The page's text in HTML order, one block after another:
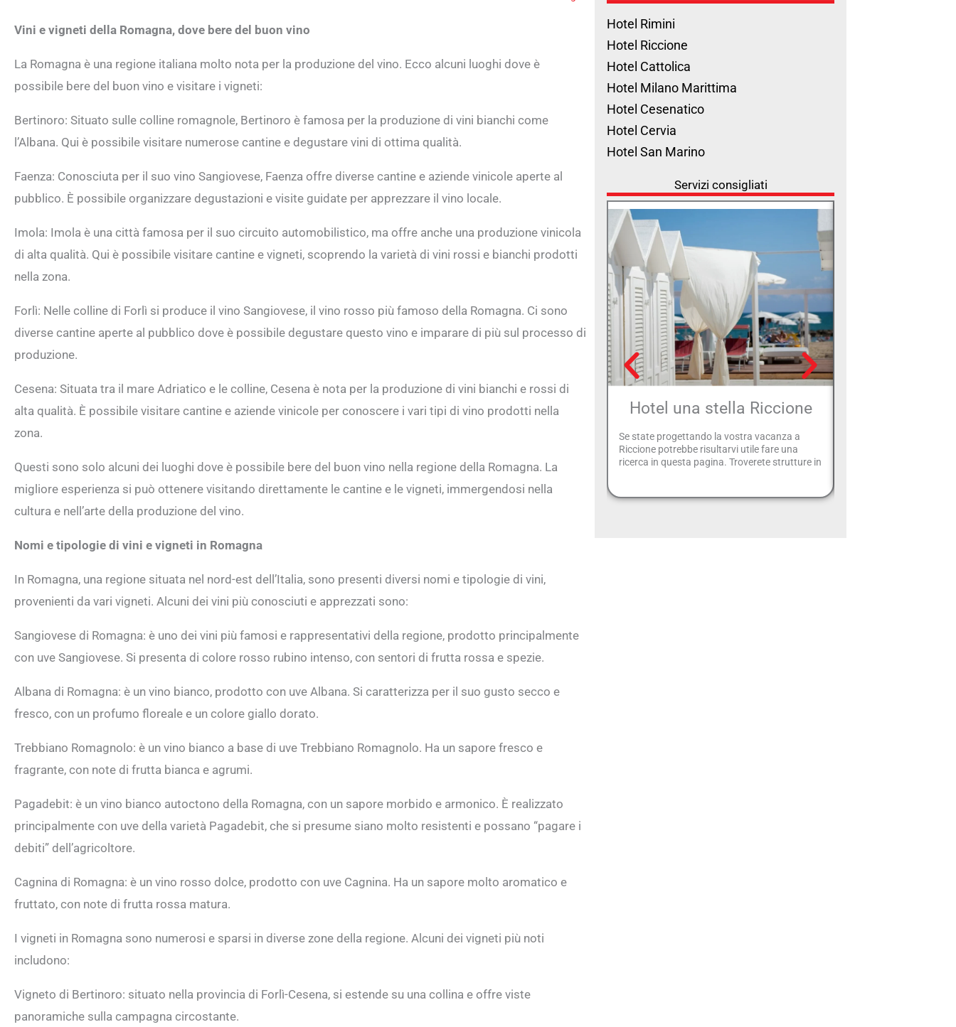
Vini e vigneti della Romagna, dove bere del buon vino
La Romagna è una regione italiana molto nota per la produzione del vino. Ecco alcuni luoghi dove è
possibile bere del buon vino e visitare i vigneti:
Bertinoro: Situato sulle colline romagnole, Bertinoro è famosa per la produzione di vini bianchi come
l’Albana. Qui è possibile visitare numerose cantine e degustare vini di ottima qualità.
Faenza: Conosciuta per il suo vino Sangiovese, Faenza offre diverse cantine e aziende vinicole aperte al
pubblico. È possibile organizzare degustazioni e visite guidate per apprezzare il vino locale.
Imola: Imola è una città famosa per il suo circuito automobilistico, ma offre anche una produzione vinicola
di alta qualità. Qui è possibile visitare cantine e vigneti, scoprendo la varietà di vini rossi e bianchi prodotti
nella zona.
Forlì: Nelle colline di Forlì si produce il vino Sangiovese, il vino rosso più famoso della Romagna. Ci sono
diverse cantine aperte al pubblico dove è possibile degustare questo vino e imparare di più sul processo di
produzione.
Cesena: Situata tra il mare Adriatico e le colline, Cesena è nota per la produzione di vini bianchi e rossi di
alta qualità. È possibile visitare cantine e aziende vinicole per conoscere i vari tipi di vino prodotti nella
zona.
Questi sono solo alcuni dei luoghi dove è possibile bere del buon vino nella regione della Romagna. La
migliore esperienza si può ottenere visitando direttamente le cantine e le vigneti, immergendosi nella
cultura e nell’arte della produzione del vino.
Nomi e tipologie di vini e vigneti in Romagna
In Romagna, una regione situata nel nord-est dell’Italia, sono presenti diversi nomi e tipologie di vini,
provenienti da vari vigneti. Alcuni dei vini più conosciuti e apprezzati sono:
Sangiovese di Romagna: è uno dei vini più famosi e rappresentativi della regione, prodotto principalmente
con uve Sangiovese. Si presenta di colore rosso rubino intenso, con sentori di frutta rossa e spezie.
Albana di Romagna: è un vino bianco, prodotto con uve Albana. Si caratterizza per il suo gusto secco e
fresco, con un profumo floreale e un colore giallo dorato.
Trebbiano Romagnolo: è un vino bianco a base di uve Trebbiano Romagnolo. Ha un sapore fresco e
fragrante, con note di frutta bianca e agrumi.
Pagadebit: è un vino bianco autoctono della Romagna, con un sapore morbido e armonico. È realizzato
principalmente con uve della varietà Pagadebit, che si presume siano molto resistenti e possano “pagare i
debiti” dell’agricoltore.
Cagnina di Romagna: è un vino rosso dolce, prodotto con uve Cagnina. Ha un sapore molto aromatico e
fruttato, con note di frutta rossa matura.
I vigneti in Romagna sono numerosi e sparsi in diverse zone della regione. Alcuni dei vigneti più noti
includono:
Vigneto di Bertinoro: situato nella provincia di Forlì-Cesena, si estende su una collina e offre viste
panoramiche sulla campagna circostante.
Hotel Rimini
Hotel Riccione
Hotel Cattolica
Hotel Milano Marittima
Hotel Cesenatico
Hotel Cervia
Hotel San Marino
Servizi consigliati
Hotel una stella Riccione
Se state progettando la vostra vacanza a
Riccione potrebbe risultarvi utile fare una
ricerca in questa pagina. Troverete strutture in